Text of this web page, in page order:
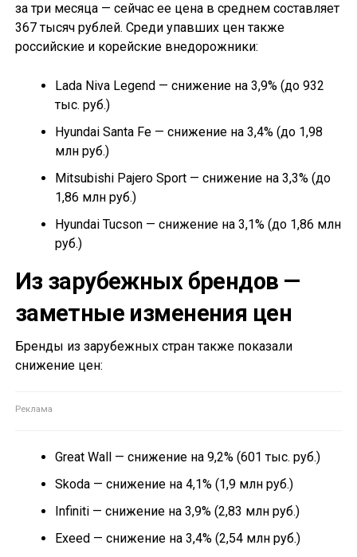
за три месяца — сейчас ее цена в среднем составляет
367 тысяч рублей. Среди упавших цен также
российские и корейские внедорожники:
Lada Niva Legend — снижение на 3,9% (до 932
тыс. руб.)
Hyundai Santa Fe — снижение на 3,4% (до 1,98
млн руб.)
Mitsubishi Pajero Sport — снижение на 3,3% (до
1,86 млн руб.)
Hyundai Tucson — снижение на 3,1% (до 1,86 млн
руб.)
Из зарубежных брендов —
заметные изменения цен
Бренды из зарубежных стран также показали
снижение цен:
Great Wall — снижение на 9,2% (601 тыс. руб.)
Skoda — снижение на 4,1% (1,9 млн руб.)
Infiniti — снижение на 3,9% (2,83 млн руб.)
Exeed — снижение на 3,4% (2,54 млн руб.)